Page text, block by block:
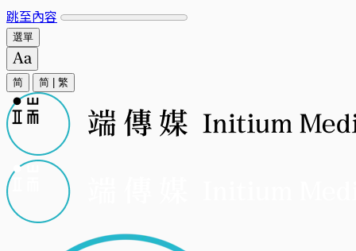
跳至內容
選單
简 简 繁